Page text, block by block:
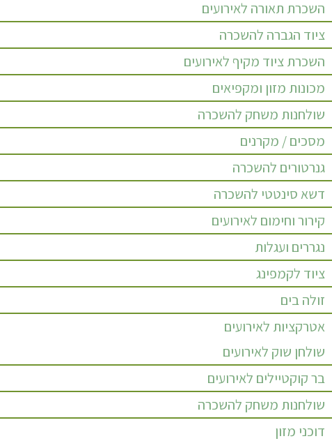
השכרת תאורה לאירועים
ציוד הגברה להשכרה
השכרת ציוד מקיף לאירועים
מכונות מזון ומקפיאים
שולחנות משחק להשכרה
מסכים / מקרנים
גנרטורים להשכרה
דשא סינטטי להשכרה
קירור וחימום לאירועים
נגררים ועגלות
ציוד לקמפינג
זולה בים
אטרקציות לאירועים
שולחן שוק לאירועים
בר קוקטיילים לאירועים
שולחנות משחק להשכרה
דוכני מזון